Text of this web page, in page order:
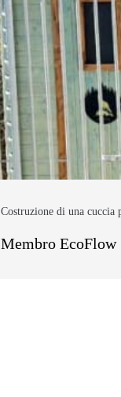
Costruzione di una cuccia
Membro EcoFlow